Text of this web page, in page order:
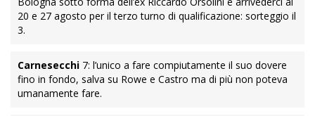
20 e 27 agosto per il terzo turno di qualificazione: sorteggio il
3.
Carnesecchi 7: l’unico a fare compiutamente il suo dovere
fino in fondo, salva su Rowe e Castro ma di più non poteva
umanamente fare.